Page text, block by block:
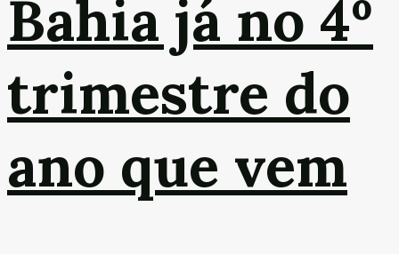
Bahia já no 4º
trimestre do
ano que vem